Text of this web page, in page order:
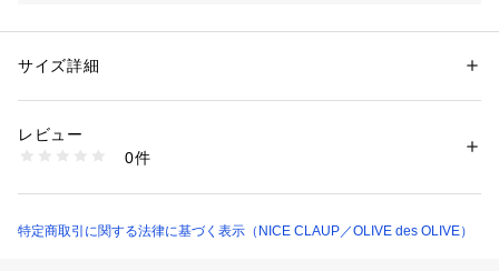
ー
素材：-
5052110040 （ショップ）
サイズ詳細
レビュー
0件
特定商取引に関する法律に基づく表示（NICE CLAUP／OLIVE des OLIVE）